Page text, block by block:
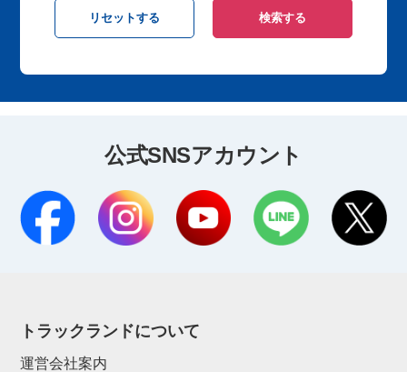
公式SNSアカウント
トラックランドについて
運営会社案内